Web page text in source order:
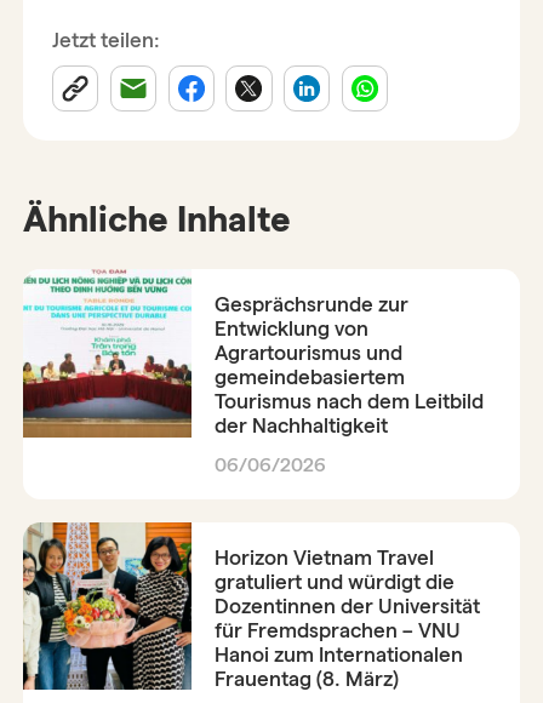
Jetzt teilen:
Ähnliche Inhalte
Gesprächsrunde zur
Entwicklung von
Agrartourismus und
gemeindebasiertem
Tourismus nach dem Leitbild
der Nachhaltigkeit
06/06/2026
Horizon Vietnam Travel
gratuliert und würdigt die
Dozentinnen der Universität
für Fremdsprachen – VNU
Hanoi zum Internationalen
Frauentag (8. März)